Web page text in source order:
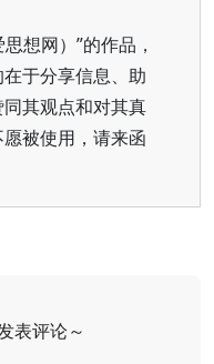
想网）”的作品，
于分享信息、助
其观点和对其真
被使用，请来函
表评论～